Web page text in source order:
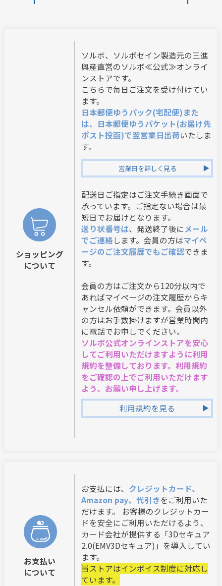
ショッピング
について
ソルボ、ソルボセイン製造元の三進
興産直営のソルボ≪公式≫オンライ
ンストアです。
こちらで毎日ご注文を受け付けてい
ます。
日本郵便ゆうパック(宅配便)また
は、日本郵便ゆうパケット(お届け先
ポスト投函)で翌営業日出荷いたしま
す。
営業日を詳しく見る
配送日ご指定はご注文手続き画面で
承っています。ご指定ない場合は最
短日でお届けとなります。
送り状番号は、発送終了後にメール
でご連絡します。会員の方はマイペ
ージのご注文履歴でもご確認できま
す。
会員の方はご注文から120分以内で
あればマイページの注文履歴からキ
ャンセル依頼ができます。会員以外
の方はお手数掛けますが営業時間内
に電話でお申しでください。
ソルボ公式オンラインストアを安心
してご利用いただけますように利用
規約を整備しております。利用規約
をご確認の上でご利用いただけます
よう、お願い申し上げます。
利用規約を見る
お支払い
について
お支払には、 クレジットカード、
Amazon pay、代引きをご利用いた
だけます。 お客様のクレジットカー
ドを安全にご利用いただけるよう、
カード会社が提供する「3Dセキュア
2.0(EMV3Dセキュア)」を導入してい
ます。
当ストアはインボイス制度に対応し
ています。